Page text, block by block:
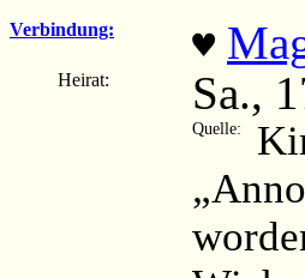
Verbindung: ♥
Heirat: Sa.,
Quelle: